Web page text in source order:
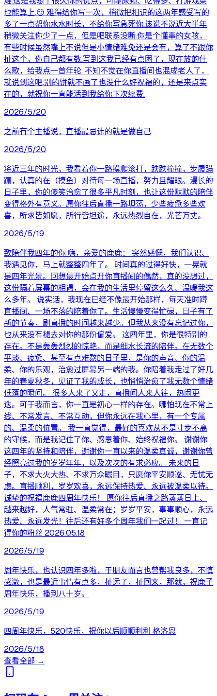
也能算上.😏 难得给你写一次，稍微把相识的这两年感受写的
多了一点帮你水水时长，不给你写急死你.该说不说近大半年
稍微关注你少了一点，但是吧联系没断.你是个懂事的女孩，
有些时候虽然嘴上不说但是小情绪难免还是会有，算了不跟你
扯这个，你自己都有数.写到这我已经有点困了，现在放的什
么歌，给我点一首年轮. 不知不觉在你直播间也混成老人了，
就说到这吧.别的饼就不画了也没什么好祝福的，还是来点实
在的，就祝你一直能活到我给你下次续费.
2026/5/20
之前有个主播说，直播最忌讳的就是做自己
2026/5/20
将近三年的时光，我看着你一路摸爬滚打，跌跌撞撞，步履蹒
跚，认真的在（摸鱼）对待每一场直播，努力且耀眼。漫长的
日子里，你的傻笑治愈了很多平凡时刻，也让这份默默的陪伴
变得格外有意义。愿你往后直播一路坦荡，少些疲惫多些欢
喜，所求皆如愿，所行皆坦途，永远热烈自在，光芒万丈。
2026/5/19
致陪伴我四年的你 嗨，亲爱的鹿鹿： 突然感慨，我们认识、
我遇见你，马上就整整四年了。 时间真的过得好快，一晃就
是四年光景。回想最开始点开你直播间的偶然，真的没想过，
这份隔着屏幕的相遇，会在我的生活里停留这么久、温暖我这
么多年。 说实话，我现在已经不像最开始那样，每天准时蹲
直播间、一场不落的陪着你了。生活慢慢变得忙碌，日子有了
新的节奏，刷直播的时间越来越少。但我从来没有忘记过你，
也从来没有褪去对你的那份偏爱。 这四年里，你是很特别的
存在。不是轰轰烈烈的惊艳，而是细水长流的陪伴。在无数个
平淡、疲惫、甚至有点难熬的日子里，是你的声音、你的温
柔、你的乐观，治愈过屏幕另一端的我。你陪着我走过了好几
年的春夏秋冬，见证了我的成长，也悄悄治愈了我无数个情绪
低落的瞬间。 很多人来了又走，直播间人来人往，热闹更
迭。可于我而言，你一直是初心一样的存在。哪怕现在不常上
线、不常发言、不常互动，但你永远在我心里，有一个专属
的、温柔的位置。 我一直觉得，最好的喜欢从不是寸步不离
的守候，而是我记住了你、感恩着你、始终祝福你。 谢谢你
这四年的坚持和陪伴，谢谢你一直以来的温柔真诚，谢谢你曾
经照亮过我的岁岁年年，以及次次的有求必应。 未来的日
子，不求大火大热、不求万众瞩目，只愿你平安顺遂、无忧无
虑。直播顺利，岁岁欢喜，永远保持热爱、永远被温柔以待。
诚挚的祝福鹿鹿四周年快乐！ 愿你往后直播之路蒸蒸日上、
越来越好，人气常驻、温柔常在；岁岁平安，事事顺心，永远
热爱、永远发光！往后还有好多个周年我们一起过！ 一直记
得你的粉丝 2026.05.18
2026/5/19
周年快乐，也认识四年多啦，于朋友而言也曾帮我良多，不慎
感激，也是最近事情有点多，扯远了，扯回来，那就，祝鹿子
周年快乐，播到八十岁。
2026/5/19
四周年快乐，520快乐，祝你以后顺顺利利 格洛恩
2026/5/18
查看全部 →